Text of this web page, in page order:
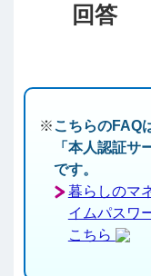
こちらのFAQ
「本人認証サ
です。
暮らしのマ
イムパスワ
こちら